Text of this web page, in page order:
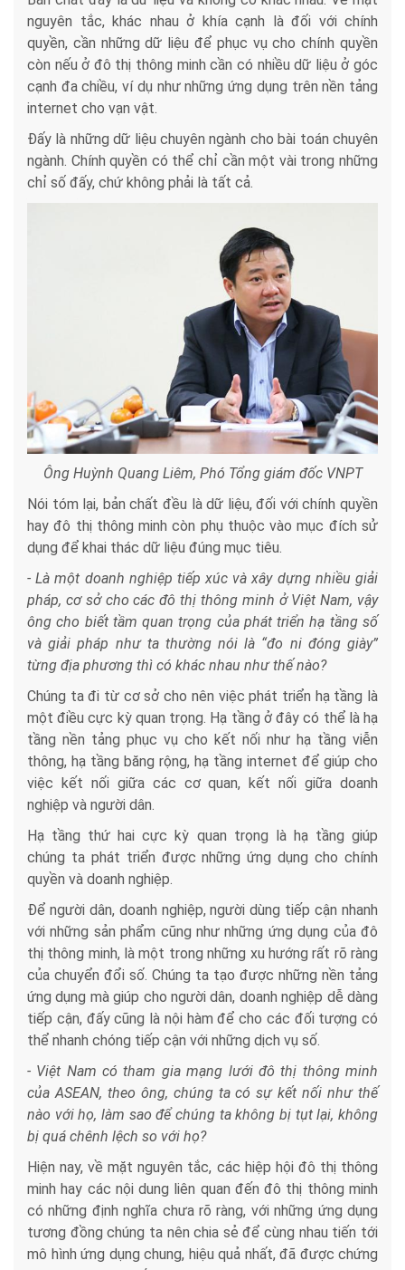
nguyên tắc, khác nhau ở khía cạnh là đối với chính
quyền, cần những dữ liệu để phục vụ cho chính quyền
còn nếu ở đô thị thông minh cần có nhiều dữ liệu ở góc
cạnh đa chiều, ví dụ như những ứng dụng trên nền tảng
internet cho vạn vật.
Đấy là những dữ liệu chuyên ngành cho bài toán chuyên
ngành. Chính quyền có thể chỉ cần một vài trong những
chỉ số đấy, chứ không phải là tất cả.
Ông Huỳnh Quang Liêm, Phó Tổng giám đốc VNPT
Nói tóm lại, bản chất đều là dữ liệu, đối với chính quyền
hay đô thị thông minh còn phụ thuộc vào mục đích sử
dụng để khai thác dữ liệu đúng mục tiêu.
- Là một doanh nghiệp tiếp xúc và xây dựng nhiều giải
pháp, cơ sở cho các đô thị thông minh ở Việt Nam, vậy
ông cho biết tầm quan trọng của phát triển hạ tầng số
và giải pháp như ta thường nói là “đo ni đóng giày”
từng địa phương thì có khác nhau như thế nào?
Chúng ta đi từ cơ sở cho nên việc phát triển hạ tầng là
một điều cực kỳ quan trọng. Hạ tầng ở đây có thể là hạ
tầng nền tảng phục vụ cho kết nối như hạ tầng viễn
thông, hạ tầng băng rộng, hạ tầng internet để giúp cho
việc kết nối giữa các cơ quan, kết nối giữa doanh
nghiệp và người dân.
Hạ tầng thứ hai cực kỳ quan trọng là hạ tầng giúp
chúng ta phát triển được những ứng dụng cho chính
quyền và doanh nghiệp.
Để người dân, doanh nghiệp, người dùng tiếp cận nhanh
với những sản phẩm cũng như những ứng dụng của đô
thị thông minh, là một trong những xu hướng rất rõ ràng
của chuyển đổi số. Chúng ta tạo được những nền tảng
ứng dụng mà giúp cho người dân, doanh nghiệp dễ dàng
tiếp cận, đấy cũng là nội hàm để cho các đối tượng có
thể nhanh chóng tiếp cận với những dịch vụ số.
- Việt Nam có tham gia mạng lưới đô thị thông minh
của ASEAN, theo ông, chúng ta có sự kết nối như thế
nào với họ, làm sao để chúng ta không bị tụt lại, không
bị quá chênh lệch so với họ?
Hiện nay, về mặt nguyên tắc, các hiệp hội đô thị thông
minh hay các nội dung liên quan đến đô thị thông minh
có những định nghĩa chưa rõ ràng, với những ứng dụng
tương đồng chúng ta nên chia sẻ để cùng nhau tiến tới
mô hình ứng dụng chung, hiệu quả nhất, đã được chứng